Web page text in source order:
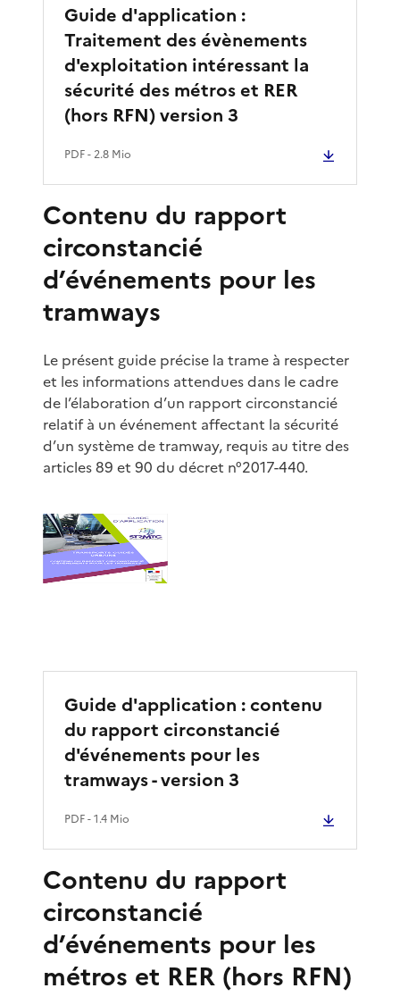
Guide d'application :
Traitement des évènements
d'exploitation intéressant la
sécurité des métros et RER
(hors RFN) version 3
PDF- 2.8 Mio
Contenu du rapport
circonstancié
d’événements pour les
tramways
Le présent guide précise la trame à respecter
et les informations attendues dans le cadre
de l’élaboration d’un rapport circonstancié
relatif à un événement affectant la sécurité
d’un système de tramway, requis au titre des
articles 89 et 90 du décret n°2017-440.
Guide d'application : contenu
du rapport circonstancié
d'événements pour les
tramways - version 3
PDF- 1.4 Mio
Contenu du rapport
circonstancié
d’événements pour les
métros et RER (hors RFN)